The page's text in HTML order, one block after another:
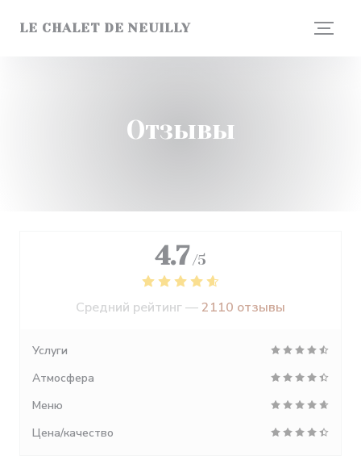
LE CHALET DE NEUILLY
Отзывы
4.7 /5
Средний рейтинг —2110 отзывы
Услуги
Атмосфера
Меню
Цена/качество